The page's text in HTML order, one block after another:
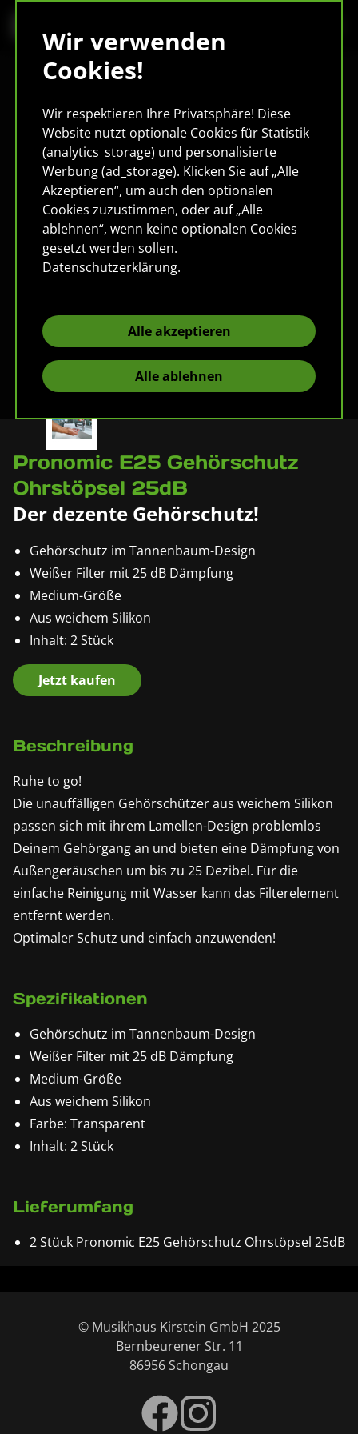
Wir verwenden
Cookies!
Wir respektieren Ihre Privatsphäre! Diese
Website nutzt optionale Cookies für Statistik
(analytics_storage) und personalisierte
Werbung (ad_storage). Klicken Sie auf „Alle
Akzeptieren“, um auch den optionalen
Cookies zuzustimmen, oder auf „Alle
ablehnen“, wenn keine optionalen Cookies
gesetzt werden sollen.
Datenschutzerklärung.
Alle akzeptieren
Alle ablehnen
Pronomic E25 Gehörschutz
Ohrstöpsel 25dB
Der dezente Gehörschutz!
Gehörschutz im Tannenbaum-Design
Weißer Filter mit 25 dB Dämpfung
Medium-Größe
Aus weichem Silikon
Inhalt: 2 Stück
Jetzt kaufen
Beschreibung
Ruhe to go!
Die unauffälligen Gehörschützer aus weichem Silikon
passen sich mit ihrem Lamellen-Design problemlos
Deinem Gehörgang an und bieten eine Dämpfung von
Außengeräuschen um bis zu 25 Dezibel. Für die
einfache Reinigung mit Wasser kann das Filterelement
entfernt werden.
Optimaler Schutz und einfach anzuwenden!
Spezifikationen
Gehörschutz im Tannenbaum-Design
Weißer Filter mit 25 dB Dämpfung
Medium-Größe
Aus weichem Silikon
Farbe: Transparent
Inhalt: 2 Stück
Lieferumfang
2 Stück Pronomic E25 Gehörschutz Ohrstöpsel 25dB
© Musikhaus Kirstein GmbH 2025
Bernbeurener Str. 11
86956 Schongau